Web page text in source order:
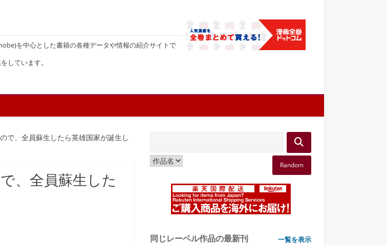
を中心とした書籍の各種データや情報の紹介サイトで
しています。
で、全員蘇生したら英雄国家が誕生し
、全員蘇生した
Random
同じレーベル作品の最新刊 一覧を表示